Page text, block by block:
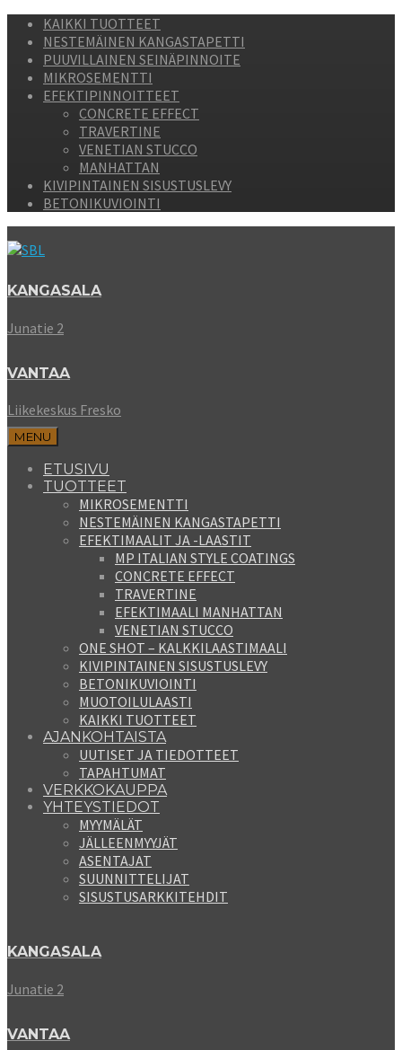
KAIKKI TUOTTEET
NESTEMÄINEN KANGASTAPETTI
PUUVILLAINEN SEINÄPINNOITE
MIKROSEMENTTI
EFEKTIPINNOITTEET
CONCRETE EFFECT
TRAVERTINE
VENETIAN STUCCO
MANHATTAN
KIVIPINTAINEN SISUSTUSLEVY
BETONIKUVIOINTI
KANGASALA
Junatie 2
VANTAA
Liikekeskus Fresko
MENU
ETUSIVU
TUOTTEET
MIKROSEMENTTI
NESTEMÄINEN KANGASTAPETTI
EFEKTIMAALIT JA -LAASTIT
MP ITALIAN STYLE COATINGS
CONCRETE EFFECT
TRAVERTINE
EFEKTIMAALI MANHATTAN
VENETIAN STUCCO
ONE SHOT – KALKKILAASTIMAALI
KIVIPINTAINEN SISUSTUSLEVY
BETONIKUVIOINTI
MUOTOILULAASTI
KAIKKI TUOTTEET
AJANKOHTAISTA
UUTISET JA TIEDOTTEET
TAPAHTUMAT
VERKKOKAUPPA
YHTEYSTIEDOT
MYYMÄLÄT
JÄLLEENMYYJÄT
ASENTAJAT
SUUNNITTELIJAT
SISUSTUSARKKITEHDIT
KANGASALA
Junatie 2
VANTAA